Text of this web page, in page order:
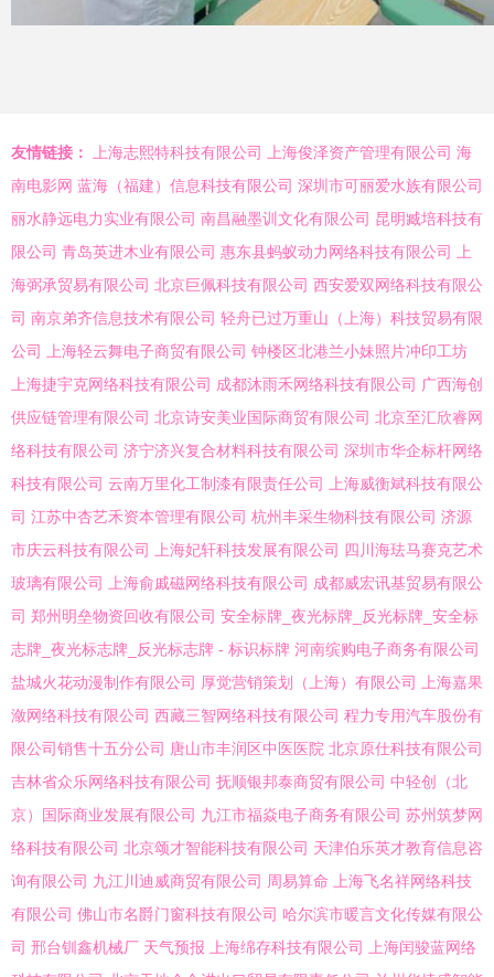
友情链接： 上海志熙特科技有限公司 上海俊泽资产管理有限公司 海
南电影网 蓝海（福建）信息科技有限公司 深圳市可丽爱水族有限公司
丽水静远电力实业有限公司 南昌融墨训文化有限公司 昆明臧培科技有
限公司 青岛英进木业有限公司 惠东县蚂蚁动力网络科技有限公司
上
海弼承贸易有限公司 北京巨佩科技有限公司 西安爱双网络科技有限公
司 南京弟齐信息技术有限公司 轻舟已过万重山（上海）科技贸易有限
公司
上海轻云舞电子商贸有限公司 钟楼区北港兰小妹照片冲印工坊
上海捷宇克网络科技有限公司 成都沐雨禾网络科技有限公司 广西海创
供应链管理有限公司 北京诗安美业国际商贸有限公司 北京至汇欣睿网
络科技有限公司 济宁济兴复合材料科技有限公司 深圳市华企标杆网络
科技有限公司 云南万里化工制漆有限责任公司
上海威衡斌科技有限公
司 江苏中杏艺禾资本管理有限公司 杭州丰采生物科技有限公司 济源
市庆云科技有限公司
上海妃轩科技发展有限公司 四川海珐马赛克艺术
玻璃有限公司
上海俞戚磁网络科技有限公司 成都威宏讯基贸易有限公
司 郑州明垒物资回收有限公司 安全标牌_夜光标牌_反光标牌_安全标
志牌_夜光标志牌_反光标志牌 - 标识标牌 河南缤购电子商务有限公司
盐城火花动漫制作有限公司 厚觉营销策划（上海）有限公司
上海嘉果
潋网络科技有限公司 西藏三智网络科技有限公司 程力专用汽车股份有
限公司销售十五分公司 唐山市丰润区中医医院 北京原仕科技有限公司
吉林省众乐网络科技有限公司 抚顺银邦泰商贸有限公司 中轻创（北
京）国际商业发展有限公司 九江市福焱电子商务有限公司 苏州筑梦网
络科技有限公司 北京颂才智能科技有限公司 天津伯乐英才教育信息咨
询有限公司 九江川迪威商贸有限公司 周易算命
上海飞名祥网络科技
有限公司 佛山市名爵门窗科技有限公司 哈尔滨市暖言文化传媒有限公
司 邢台钏鑫机械厂 天气预报 上海绵存科技有限公司
上海闰骏蓝网络